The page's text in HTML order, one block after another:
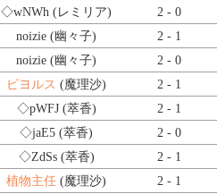
◇wNWh (レミリア) 2 - 0
noizie (幽々子) 2 - 1
noizie (幽々子) 2 - 0
ピヨルス (魔理沙) 2 - 1
◇pWFJ(萃香) 2 - 1
◇jaE5 (萃香) 2 - 0
◇ZdSs(萃香) 2 - 1
植物主任 (魔理沙) 2 - 1